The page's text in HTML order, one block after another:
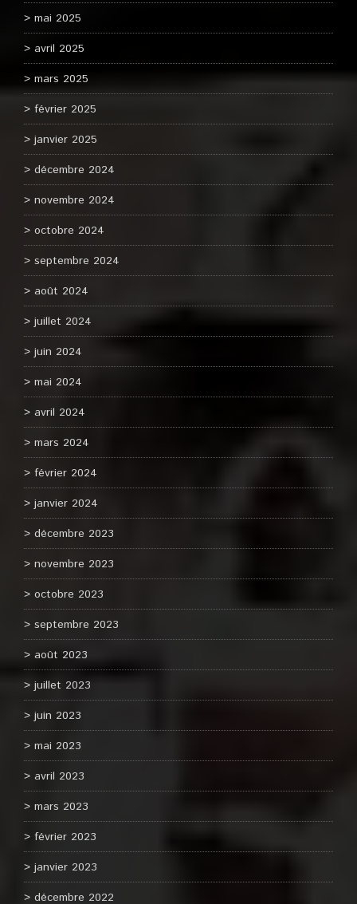
mai 2025
avril 2025
mars 2025
février 2025
janvier 2025
décembre 2024
novembre 2024
octobre 2024
septembre 2024
août 2024
juillet 2024
juin 2024
mai 2024
avril 2024
mars 2024
février 2024
janvier 2024
décembre 2023
novembre 2023
octobre 2023
septembre 2023
août 2023
juillet 2023
juin 2023
mai 2023
avril 2023
mars 2023
février 2023
janvier 2023
décembre 2022